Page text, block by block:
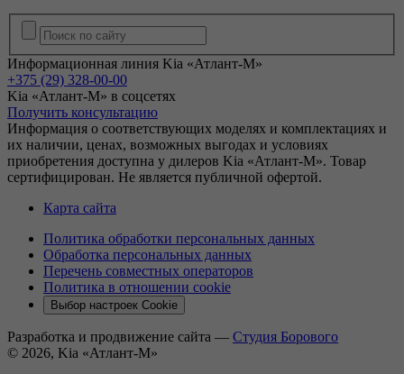
Информационная линия Kia «Атлант-М»
+375 (29) 328-00-00
Kia «Атлант-М» в соцсетях
Получить консультацию
Информация о соответствующих моделях и комплектациях и
их наличии, ценах, возможных выгодах и условиях
приобретения доступна у дилеров Kia «Атлант-М». Товар
сертифицирован. Не является публичной офертой.
Карта сайта
Политика обработки персональных данных
Обработка персональных данных
Перечень совместных операторов
Политика в отношении cookie
Выбор настроек Cookie
Разработка и продвижение сайта — Студия Борового
© 2026, Kia «Атлант-М»